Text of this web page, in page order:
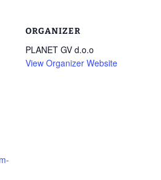
ORGANIZER
PLANET GV d.o.o
View Organizer Website